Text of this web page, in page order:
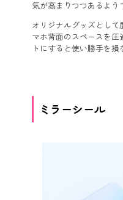
気が高まりつつあるよう
オリジナルグッズとし
マホ背面のスペースを圧
トにすると使い勝手を損
ミラーシール